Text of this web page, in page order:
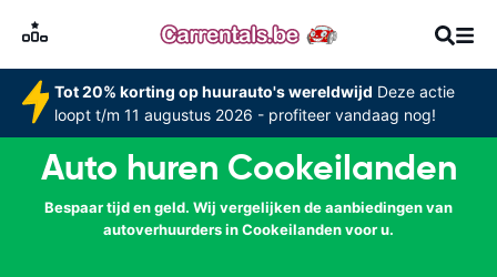
Tot 20% korting op huurauto's wereldwijd Deze actie
loopt t/m 11 augustus 2026 - profiteer vandaag nog!
Auto huren Cookeilanden
Bespaar tijd en geld. Wij vergelijken de aanbiedingen van
autoverhuurders in Cookeilanden voor u.